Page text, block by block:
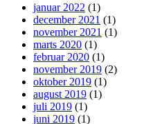
januar 2022 (1)
december 2021 (1)
november 2021 (1)
marts 2020 (1)
februar 2020 (1)
november 2019 (2)
oktober 2019 (1)
august 2019 (1)
juli 2019 (1)
juni 2019 (1)